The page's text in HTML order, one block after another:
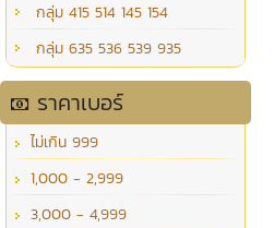
กลุ่ม 415 514 145 154
กลุ่ม 635 536 539 935
ราคาเบอร์
ไม่เกิน 999
1,000 - 2,999
3,000 - 4,999